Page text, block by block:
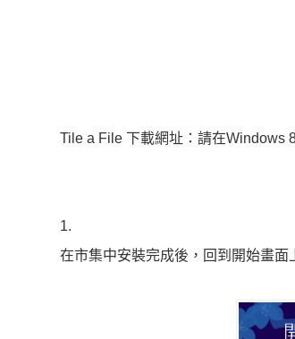
Tile a File 下載網址：請在Windows
1.
在市集中安裝完成後，回到開始畫面